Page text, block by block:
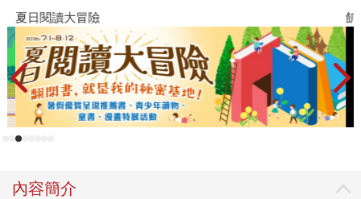
夏日閱讀大冒險 飢
內容簡介